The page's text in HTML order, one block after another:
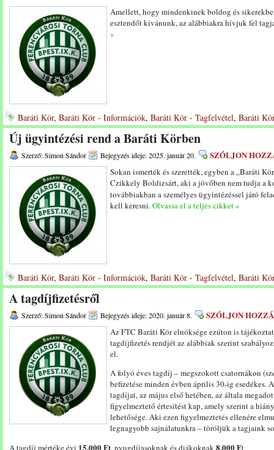
Amellett, hogy mindenkinek boldog és
esztendőt kívánunk, az alábbiakra hívjuk fel
»
Baráti Kör, Baráti Kör - Információk, Baráti Kör - Tagfelvétel, Baráti
Új ügyintézési rend a Baráti Körben
Szerző: Simon Sándor Bejegyzés ideje: 2025. január 20. SZÓLJON
Sokan ismerték és szerették, egyben a „Baráti
Czikkely Boldizsárt, aki a jövőben nem tudja a
továbbiakban a személyes ügyintézéssel járó
kell keresni.Olvassa el a teljes cikket »
Baráti Kör, Baráti Kör - Információk, Baráti Kör - Tagfelvétel, Baráti
A tagdíjfizetésről
Szerző: Simon Sándor Bejegyzés ideje: 2020. január 8. SZÓLJON HOZZÁ
Az FTC Baráti Kör elnöksége ezúton is
tagdíjfizetés rendjét az alábbiak szerint
el.
A folyó éves tagdíj – megszokott csatornákon
befizetése minden évben április 30-ig esedékes.
tagdíjat, az május első hetében, az általa
figyelmeztető értesítést kap, amely szerint a
lehetősége. Aki ezen figyelmeztetés ellenére
legnagyobb sajnálatunkra – töröljük a tagjaink
A tagdíj mértéke évi 15.000 Ft, nyugdíjasoknak és diákoknak8.000 Ft.